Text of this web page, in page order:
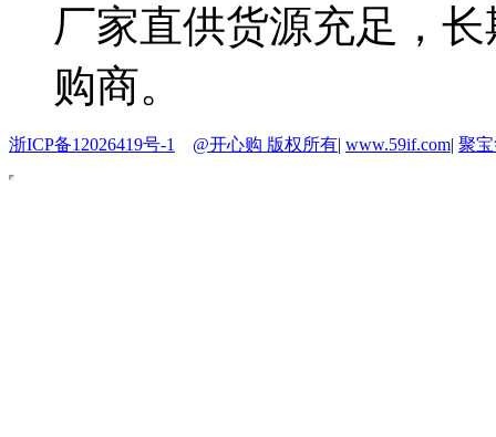
厂家直供货源充足，
购商。
浙ICP备12026419号-1 @开心购 版权所有| www.59if.com| 聚